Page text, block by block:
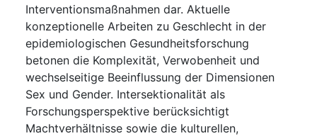
Interventionsmaßnahmen dar. Aktuelle
konzeptionelle Arbeiten zu Geschlecht in der
epidemiologischen Gesundheitsforschung
betonen die Komplexität, Verwobenheit und
wechselseitige Beeinflussung der Dimensionen
Sex und Gender. Intersektionalität als
Forschungsperspektive berücksichtigt
Machtverhältnisse sowie die kulturellen,